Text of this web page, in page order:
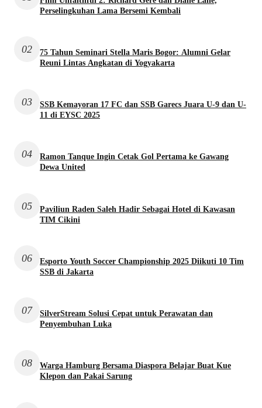
Perselingkuhan Lama Bersemi Kembali
02
75 Tahun Seminari Stella Maris Bogor: Alumni Gelar
Reuni Lintas Angkatan di Yogyakarta
03
SSB Kemayoran 17 FC dan SSB Garecs Juara U-9 dan U-
11 di EYSC 2025
04
Ramon Tanque Ingin Cetak Gol Pertama ke Gawang
Dewa United
05
Paviliun Raden Saleh Hadir Sebagai Hotel di Kawasan
TIM Cikini
06
Esporto Youth Soccer Championship 2025 Diikuti 10 Tim
SSB di Jakarta
07
SilverStream Solusi Cepat untuk Perawatan dan
Penyembuhan Luka
08
Warga Hamburg Bersama Diaspora Belajar Buat Kue
Klepon dan Pakai Sarung